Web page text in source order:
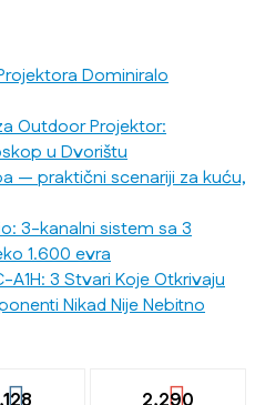
Dominiralo
Outdoor Projektor:
u Dvorištu
— praktični scenariji za kuću,
3-kanalni sistem sa 3
1.600 evra
A1H: 3 Stvari Koje Otkrivaju
Nikad Nije Nebitno